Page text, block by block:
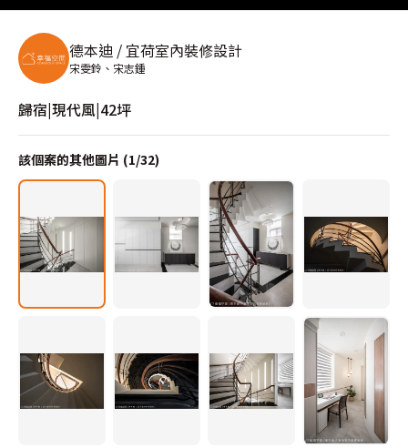
德本迪 / 宜荷室內裝修設計
宋雯鈴、宋志鍾
歸宿|現代風|42坪
該個案的其他圖片 (1/32)